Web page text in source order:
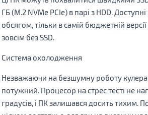
ГБ (M.2 NVMe PCIe) в парі з HDD. Доступні
обсягом, тільки в самій бюджетній
зовсім без SSD.
Система охолодження
Незважаючи на безшумну роботу кулера,
потужний. Процесор на стрес тесті не
градусів, і ПК залишався досить тихим.